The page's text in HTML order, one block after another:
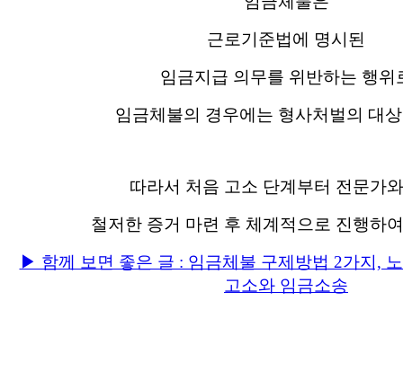
근로기준법에 명시된
임금지급 의무를 위반하는 행위
임금체불의 경우에는 형사처벌의 대
따라서 처음 고소 단계부터 전문가
철저한 증거 마련 후 체계적으로 진행하
▶ 함께 보면 좋은 글 : 임금체불 구제방법 2가지,
고소와 임금소송